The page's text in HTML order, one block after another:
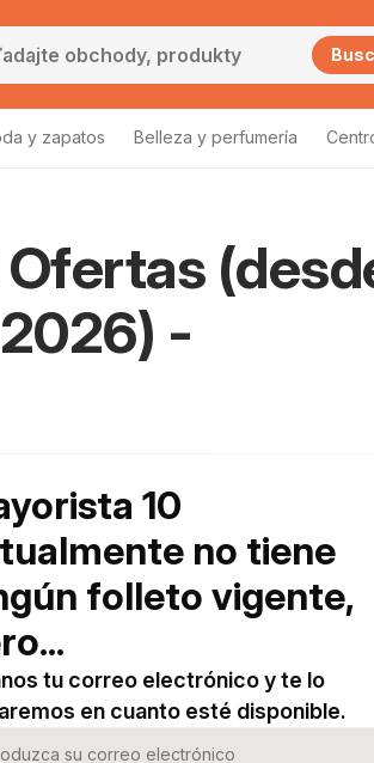
y zapatos Belleza y perfumería
-
10
no tiene
folleto vigente,
tu correo electrónico y te lo
en cuanto esté disponible.